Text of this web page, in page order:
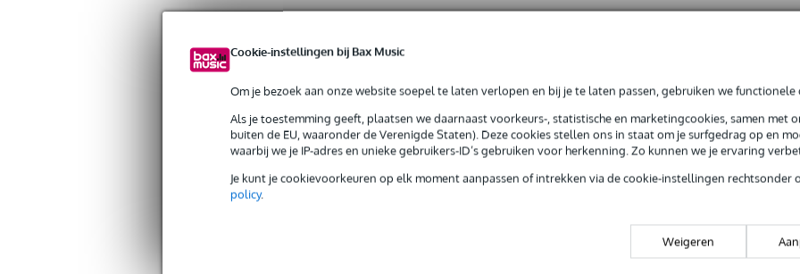
Cookie-instellingen bij Bax Music
Om je bezoek aan onze website soepel te laten verlopen en bij je te laten passen, gebruiken we functionele
Als je toestemming geeft, plaatsen we daarnaast voorkeurs-, statistische en marketingcookies, samen met
buiten de EU, waaronder de Verenigde Staten). Deze cookies stellen ons in staat om je surfgedrag op en
waarbij we je IP-adres en unieke gebruikers-ID’s gebruiken voor herkenning. Zo kunnen we je ervaring
Je kunt je cookievoorkeuren op elk moment aanpassen of intrekken via de cookie-instellingen rechtsonder
policy.
Weigeren
Met de Gravity LS FLOORX B beschik je over een robuust stalen vloerstatief waarop je lichteffecten zoals
spotlights kunt monteren. De LS FlOORX is ergonomisch in te stellen en gemakkelijk op te vouwen voor
transport. Om te voorkomen dat dit statief verschuift op gladde ondergronden of hierop sporen achterlaat
deze voorzien van stevige rubberen voeten.
Tips of opmerkingen over dit product
Let op: Het lichteffect op de afbeelding dient ter illustratie en wordt niet met het vloerstatief
meegeleverd.